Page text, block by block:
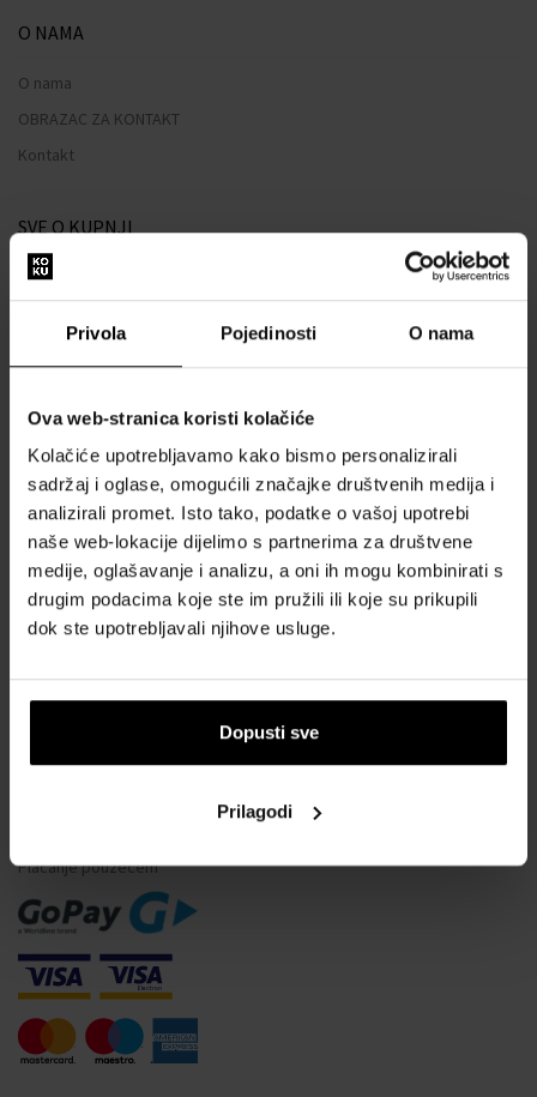
Privola Pojedinosti O nama
Ova web-stranica koristi kolačiće
Kolačiće upotrebljavamo kako bismo personalizirali
sadržaj i oglase, omogućili značajke društvenih medija i
analizirali promet. Isto tako, podatke o vašoj upotrebi
naše web-lokacije dijelimo s partnerima za društvene
medije, oglašavanje i analizu, a oni ih mogu kombinirati s
drugim podacima koje ste im pružili ili koje su prikupili
dok ste upotrebljavali njihove usluge.
Dopusti sve
Prilagodi
O NAMA
O nama
OBRAZAC ZA KONTAKT
Kontakt
SVE O KUPNJI
Sustav vjernosti
Način dostave
Kada ću dobiti naručenu robu?
Zašto parfemi i satovi od nas?
Što je tester parfema?
Vodootpornost satova
Često postavljana pitanja
Samo originalna roba
Odustajanje od ugovora
Promjena pristanka za kolačiće
Plaćanje pouzećem